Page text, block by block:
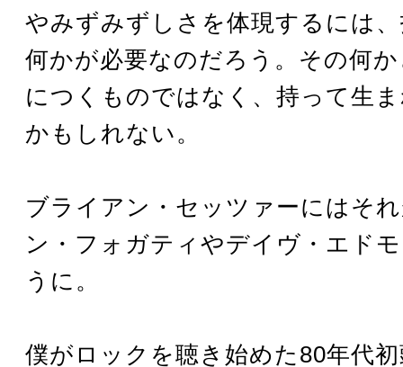
やみずみずしさを体現するには
何かが必要なのだろう。その何
につくものではなく、持って生
かもしれない。
ブライアン・セッツァーにはそ
ン・フォガティやデイヴ・エド
うに。
僕がロックを聴き始めた80年代